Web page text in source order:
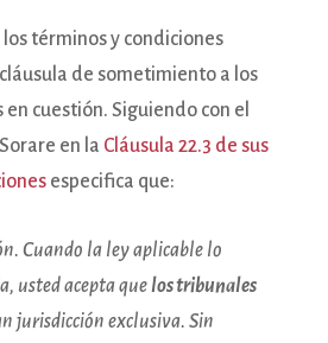
términos y condiciones
de sometimiento a los
cuestión. Siguiendo con el
en la Cláusula 22.3 de sus
especifica que:
Cuando la ley aplicable lo
usted acepta que los tribunales
jurisdicción exclusiva. Sin